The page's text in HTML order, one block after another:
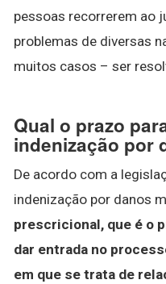
pessoas recorrerem ao
problemas de diversas
muitos casos – ser
Qual o prazo
indenização por
De acordo com a
indenização por danos
prescricional, que é o
dar entrada no
em que se trata de